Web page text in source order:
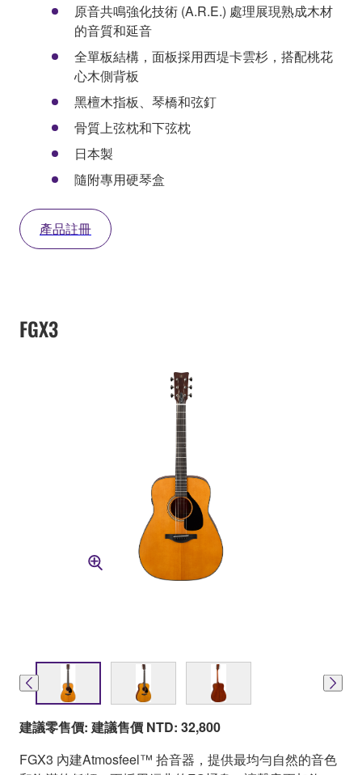
原音共鳴強化技術 (A.R.E.) 處理展現熟成木材
的音質和延音
全單板結構，面板採用西堤卡雲杉，搭配桃花
心木側背板
黑檀木指板、琴橋和弦釘
骨質上弦枕和下弦枕
日本製
隨附專用硬琴盒
產品註冊
FGX3
建議零售價: 建議售價 NTD: 32,800
FGX3 內建Atmosfeel™ 拾音器，提供最均勻自然的音色